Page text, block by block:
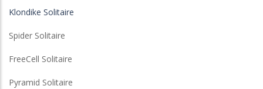
Klondike Solitaire
Spider Solitaire
FreeCell Solitaire
Pyramid Solitaire